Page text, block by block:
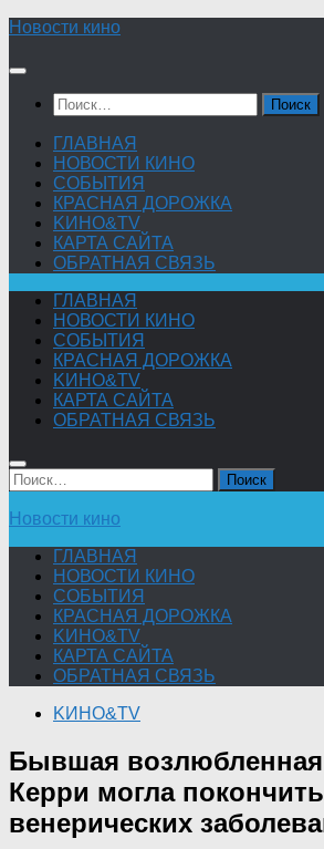
Skip
content
Новости кино
Найти:
ГЛАВНАЯ
НОВОСТИ КИНО
СОБЫТИЯ
КРАСНАЯ ДОРОЖКА
KИНО&TV
КАРТА САЙТА
ОБРАТНАЯ СВЯЗЬ
ГЛАВНАЯ
НОВОСТИ КИНО
СОБЫТИЯ
КРАСНАЯ ДОРОЖКА
KИНО&TV
КАРТА САЙТА
ОБРАТНАЯ СВЯЗЬ
Найти:
Новости кино
ГЛАВНАЯ
НОВОСТИ КИНО
СОБЫТИЯ
КРАСНАЯ ДОРОЖКА
KИНО&TV
КАРТА САЙТА
ОБРАТНАЯ СВЯЗЬ
KИНО&TV
Бывшая
Керри могла
венерических